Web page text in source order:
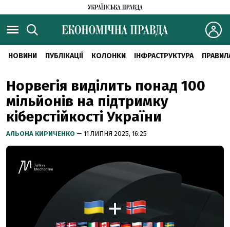
НОВИНИ ПУБЛІКАЦІЇ КОЛОНКИ ІНФРАСТРУКТУРА
Норвегія виділить понад 100
мільйонів на підтримку
кіберстійкості України
АЛЬОНА КИРИЧЕНКО — 11 ЛИПНЯ 2025, 16:25